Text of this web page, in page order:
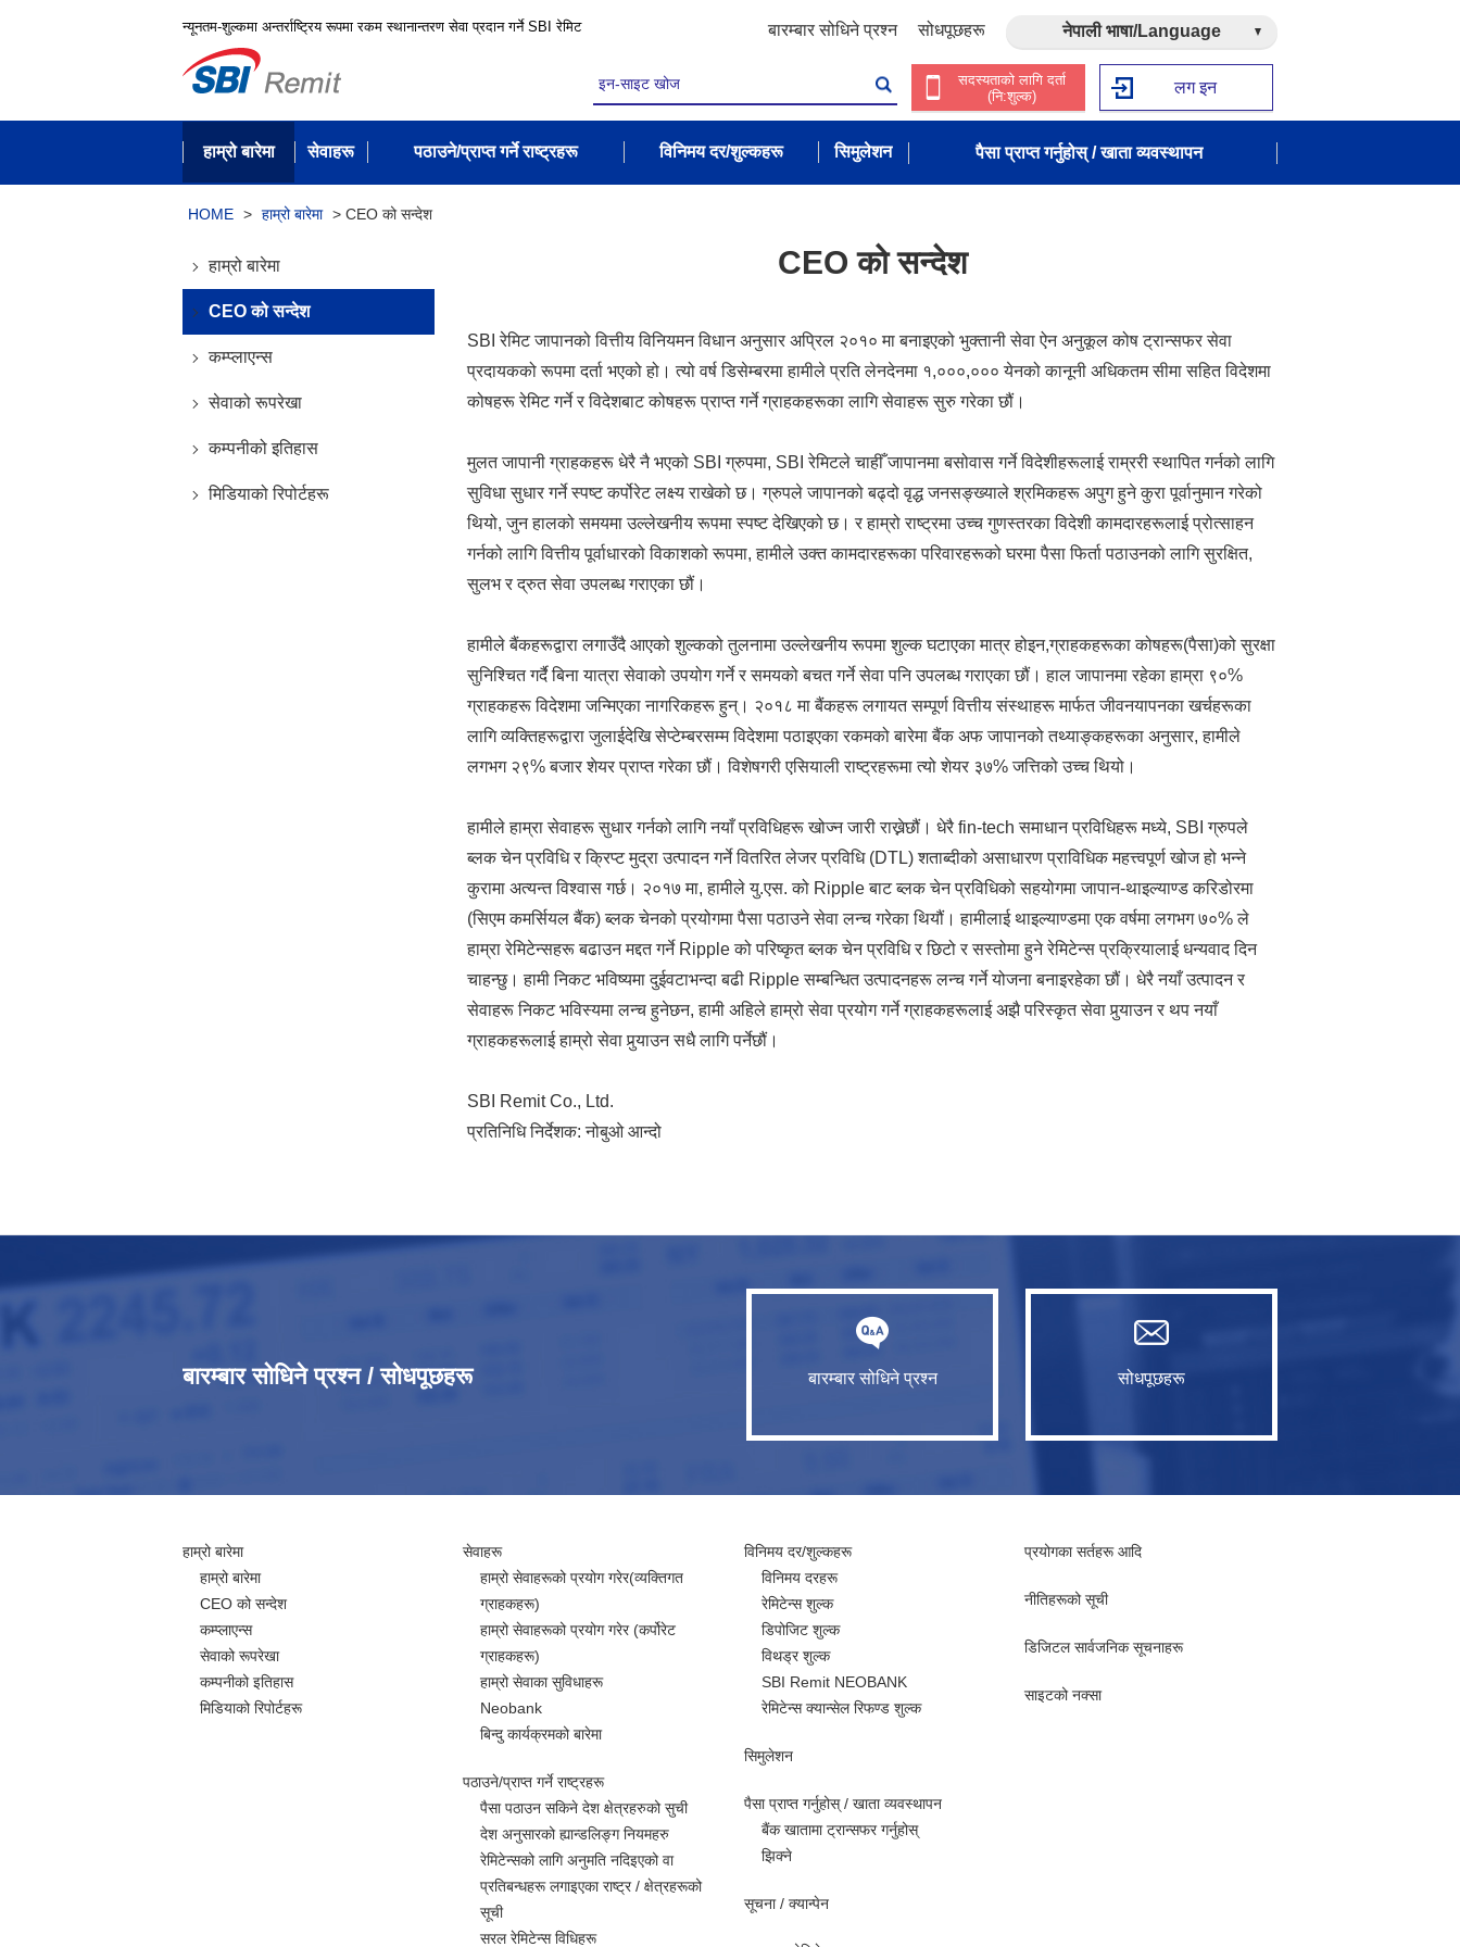
न्यूनतम-शुल्कमा अन्तर्राष्ट्रिय रूपमा रकम स्थानान्तरण सेवा प्रदान गर्ने SBI रेमिट बारम्बार सोधिने प्रश्न सोधपूछहरू नेपाली भाषा/Language
सदस्यताको लागि दर्ता
(नि:शुल्क)
लग इन
हाम्रो बारेमा सेवाहरू पठाउने/प्राप्त गर्ने राष्ट्रहरू विनिमय दर/शुल्कहरू सिमुलेशन पैसा प्राप्त गर्नुहोस् / खाता व्यवस्थापन
HOME > हाम्रो बारेमा > CEO को सन्देश
CEO को सन्देश
SBI रेमिट जापानको वित्तीय विनियमन विधान अनुसार अप्रिल २०१० मा बनाइएको भुक्तानी सेवा ऐन अनुकूल कोष ट्रान्सफर सेवा
प्रदायकको रूपमा दर्ता भएको हो। त्यो वर्ष डिसेम्बरमा हामीले प्रति लेनदेनमा १,०००,००० येनको कानूनी अधिकतम सीमा सहित विदेशमा
कोषहरू रेमिट गर्ने र विदेशबाट कोषहरू प्राप्त गर्ने ग्राहकहरूका लागि सेवाहरू सुरु गरेका छौं।
मुलत जापानी ग्राहकहरू धेरै नै भएको SBI ग्रुपमा, SBI रेमिटले चाहीँ जापानमा बसोवास गर्ने विदेशीहरूलाई राम्ररी स्थापित गर्नको लागि
सुविधा सुधार गर्ने स्पष्ट कर्पोरेट लक्ष्य राखेको छ। ग्रुपले जापानको बढ्दो वृद्ध जनसङ्ख्याले श्रमिकहरू अपुग हुने कुरा पूर्वानुमान गरेको
थियो, जुन हालको समयमा उल्लेखनीय रूपमा स्पष्ट देखिएको छ। र हाम्रो राष्ट्रमा उच्च गुणस्तरका विदेशी कामदारहरूलाई प्रोत्साहन
गर्नको लागि वित्तीय पूर्वाधारको विकाशको रूपमा, हामीले उक्त कामदारहरूका परिवारहरूको घरमा पैसा फिर्ता पठाउनको लागि सुरक्षित,
सुलभ र द्रुत सेवा उपलब्ध गराएका छौं।
हामीले बैंकहरूद्वारा लगाउँदै आएको शुल्कको तुलनामा उल्लेखनीय रूपमा शुल्क घटाएका मात्र होइन,ग्राहकहरूका कोषहरू(पैसा)को सुरक्षा
सुनिश्चित गर्दै बिना यात्रा सेवाको उपयोग गर्ने र समयको बचत गर्ने सेवा पनि उपलब्ध गराएका छौं। हाल जापानमा रहेका हाम्रा ९०%
ग्राहकहरू विदेशमा जन्मिएका नागरिकहरू हुन्। २०१८ मा बैंकहरू लगायत सम्पूर्ण वित्तीय संस्थाहरू मार्फत जीवनयापनका खर्चहरूका
लागि व्यक्तिहरूद्वारा जुलाईदेखि सेप्टेम्बरसम्म विदेशमा पठाइएका रकमको बारेमा बैंक अफ जापानको तथ्याङ्कहरूका अनुसार, हामीले
लगभग २९% बजार शेयर प्राप्त गरेका छौं। विशेषगरी एसियाली राष्ट्रहरूमा त्यो शेयर ३७% जत्तिको उच्च थियो।
हामीले हाम्रा सेवाहरू सुधार गर्नको लागि नयाँ प्रविधिहरू खोज्न जारी राख्नेछौं। धेरै fin-tech समाधान प्रविधिहरू मध्ये, SBI ग्रुपले
ब्लक चेन प्रविधि र क्रिप्ट मुद्रा उत्पादन गर्ने वितरित लेजर प्रविधि (DTL) शताब्दीको असाधारण प्राविधिक महत्त्वपूर्ण खोज हो भन्ने
कुरामा अत्यन्त विश्वास गर्छ। २०१७ मा, हामीले यु.एस. को Ripple बाट ब्लक चेन प्रविधिको सहयोगमा जापान-थाइल्याण्ड करिडोरमा
(सिएम कमर्सियल बैंक) ब्लक चेनको प्रयोगमा पैसा पठाउने सेवा लन्च गरेका थियौं। हामीलाई थाइल्याण्डमा एक वर्षमा लगभग ७०% ले
हाम्रा रेमिटेन्सहरू बढाउन मद्दत गर्ने Ripple को परिष्कृत ब्लक चेन प्रविधि र छिटो र सस्तोमा हुने रेमिटेन्स प्रक्रियालाई धन्यवाद दिन
चाहन्छु। हामी निकट भविष्यमा दुईवटाभन्दा बढी Ripple सम्बन्धित उत्पादनहरू लन्च गर्ने योजना बनाइरहेका छौं। धेरै नयाँ उत्पादन र
सेवाहरू निकट भविस्यमा लन्च हुनेछन, हामी अहिले हाम्रो सेवा प्रयोग गर्ने ग्राहकहरूलाई अझै परिस्कृत सेवा पुर्‍याउन र थप नयाँ
ग्राहकहरूलाई हाम्रो सेवा पुर्‍याउन सधै लागि पर्नेछौं।
SBI Remit Co., Ltd.
प्रतिनिधि निर्देशक: नोबुओ आन्दो
हाम्रो बारेमा
CEO को सन्देश
कम्प्लाएन्स
सेवाको रूपरेखा
कम्पनीको इतिहास
मिडियाको रिपोर्टहरू
बारम्बार सोधिने प्रश्न / सोधपूछहरू बारम्बार सोधिने प्रश्न सोधपूछहरू
हाम्रो बारेमा
हाम्रो बारेमा
CEO को सन्देश
कम्प्लाएन्स
सेवाको रूपरेखा
कम्पनीको इतिहास
मिडियाको रिपोर्टहरू
सेवाहरू
हाम्रो सेवाहरूको प्रयोग गरेर(व्यक्तिगत
ग्राहकहरू)
हाम्रो सेवाहरूको प्रयोग गरेर (कर्पोरेट
ग्राहकहरू)
हाम्रो सेवाका सुविधाहरू
Neobank
बिन्दु कार्यक्रमको बारेमा
पठाउने/प्राप्त गर्ने राष्ट्रहरू
पैसा पठाउन सकिने देश क्षेत्रहरुको सुची
देश अनुसारको ह्यान्डलिङ्ग नियमहरु
रेमिटेन्सको लागि अनुमति नदिइएको वा
प्रतिबन्धहरू लगाइएका राष्ट्र / क्षेत्रहरूको
सूची
सरल रेमिटेन्स विधिहरू
विनिमय दर/शुल्कहरू
विनिमय दरहरू
रेमिटेन्स शुल्क
डिपोजिट शुल्क
विथड्र शुल्क
SBI Remit NEOBANK
रेमिटेन्स क्यान्सेल रिफण्ड शुल्क
सिमुलेशन
पैसा प्राप्त गर्नुहोस् / खाता व्यवस्थापन
बैंक खातामा ट्रान्सफर गर्नुहोस्
झिक्ने
सूचना / क्यान्पेन
प्रयोगका सर्तहरू आदि
नीतिहरूको सूची
​​डिजिटल सार्वजनिक सूचनाहरू
साइटको नक्सा